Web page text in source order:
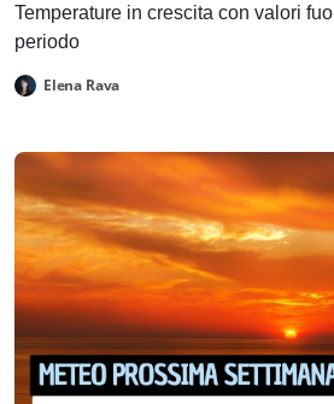
Temperature in crescita con valori
periodo
Elena Rava